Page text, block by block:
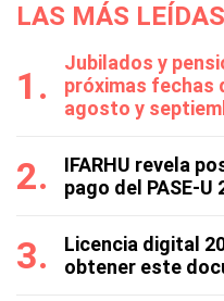
LAS MÁS LEÍDAS
Jubilados y
próximas fechas
agosto y
IFARHU revela
pago del PASE-U
Licencia digital
obtener este